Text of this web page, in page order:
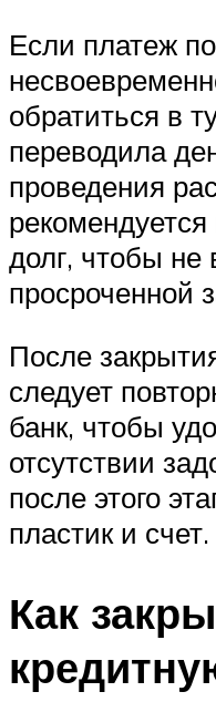
Если платеж
обратиться в
переводила
проведения
долг, чтобы не
просроченной
После
следует
банк, чтобы
отсутствии
после этого
пластик и счет.
Как